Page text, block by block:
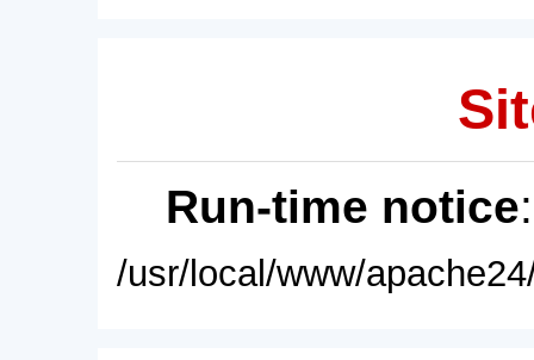
Run-time notice
/usr/local/www/